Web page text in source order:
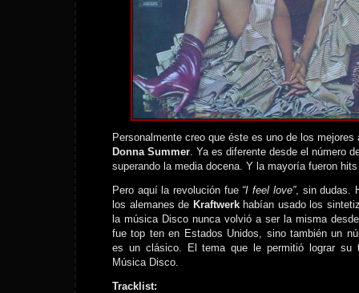
Personalmente creo que éste es uno de los mejores
Donna Summer. Ya es diferente desde el número
superando la media docena. Y la mayoría fueron
Pero aquí la revolución fue “I feel love”, sin dudas.
los alemanes de Kraftwerkhabían usado los
la música Disco nunca volvió a ser la misma
fue top ten en Estados Unidos, sino también un
es un clásico. El tema que le permitió lograr su
Música Disco.
Tracklist: